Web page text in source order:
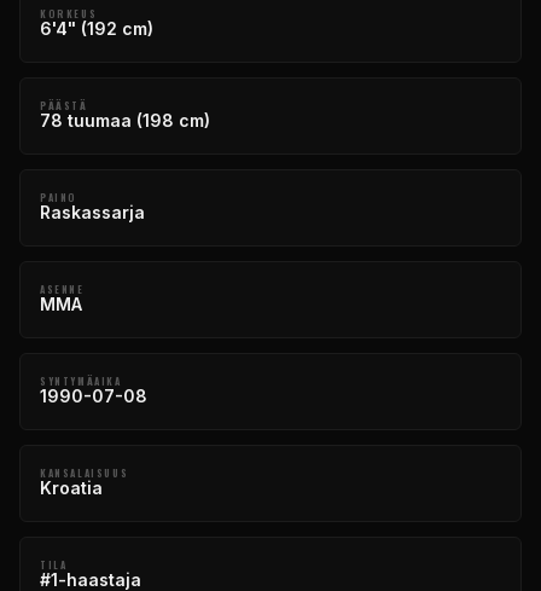
KORKEUS
6'4" (192 cm)
PÄÄSTÄ
78 tuumaa (198 cm)
PAINO
Raskassarja
ASENNE
MMA
SYNTYMÄAIKA
1990-07-08
KANSALAISUUS
Kroatia
TILA
#1-haastaja